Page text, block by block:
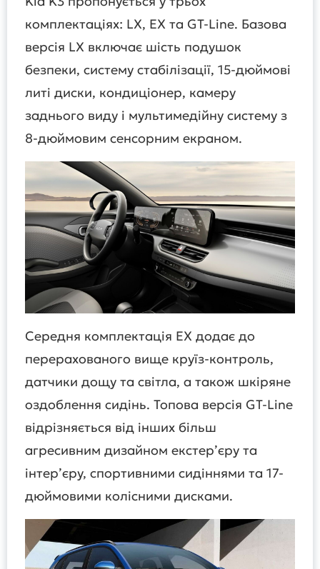
комплектаціях: LX, EX та GT-Line. Базова
версія LX включає шість подушок
безпеки, систему стабілізації, 15-дюймові
литі диски, кондиціонер, камеру
заднього виду і мультимедійну систему з
8-дюймовим сенсорним екраном.
Середня комплектація EX додає до
перерахованого вище круїз-контроль,
датчики дощу та світла, а також шкіряне
оздоблення сидінь. Топова версія GT-Line
відрізняється від інших більш
агресивним дизайном екстер’єру та
інтер’єру, спортивними сидіннями та 17-
дюймовими колісними дисками.